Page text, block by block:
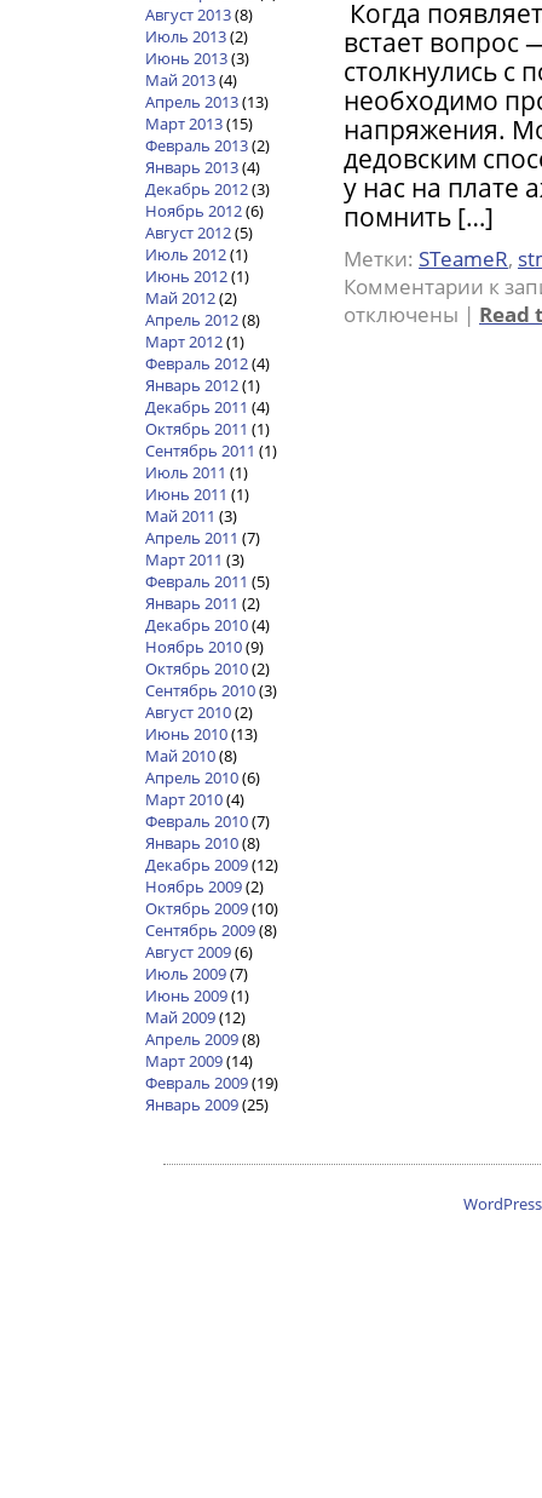
Когда
встает вопрос
столкнулись с
необходимо
напряжения.
дедовским
у нас на плате
помнить […]
Метки: STeameR,
Комментарии к
отключены | Read
Август 2013(8)
Июль 2013(2)
Июнь 2013(3)
Май 2013(4)
Апрель 2013(13)
Март 2013(15)
Февраль 2013(2)
Январь 2013(4)
Декабрь 2012(3)
Ноябрь 2012(6)
Август 2012(5)
Июль 2012(1)
Июнь 2012(1)
Май 2012(2)
Апрель 2012(8)
Март 2012(1)
Февраль 2012(4)
Январь 2012(1)
Декабрь 2011 (4)
Октябрь 2011 (1)
Сентябрь 2011 (1)
Июль 2011 (1)
Июнь 2011 (1)
Май 2011 (3)
Апрель 2011 (7)
Март 2011 (3)
Февраль 2011 (5)
Январь 2011 (2)
Декабрь 2010(4)
Ноябрь 2010(9)
Октябрь 2010(2)
Сентябрь 2010(3)
Август 2010(2)
Июнь 2010(13)
Май 2010(8)
Апрель 2010(6)
Март 2010(4)
Февраль 2010(7)
Январь 2010(8)
Декабрь 2009(12)
Ноябрь 2009(2)
Октябрь 2009(10)
Сентябрь 2009(8)
Август 2009(6)
Июль 2009(7)
Июнь 2009(1)
Май 2009(12)
Апрель 2009(8)
Март 2009(14)
Февраль 2009(19)
Январь 2009(25)
WordPress